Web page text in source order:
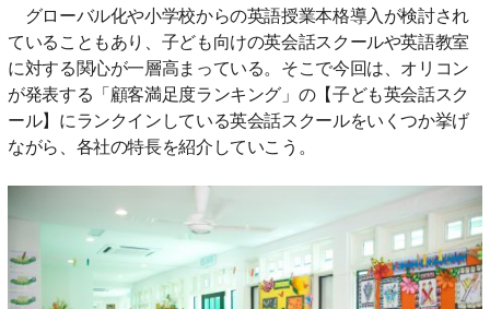
グローバル化や小学校からの英語授業本格導入が検討され
ていることもあり、子ども向けの英会話スクールや英語教室
に対する関心が一層高まっている。そこで今回は、オリコン
が発表する「顧客満足度ランキング」の【子ども英会話スク
ール】にランクインしている英会話スクールをいくつか挙げ
ながら、各社の特長を紹介していこう。